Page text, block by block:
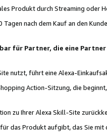
Produkt durch Streaming oder
nach dem Kauf an den
für Partner, die eine
nutzt, führt eine Alexa-
Action-Sitzung, die
zu Ihrer Alexa Skill-Site
das Produkt aufgibt, das Sie mit